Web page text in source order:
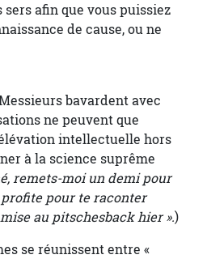
sers afin que vous puissiez
de cause, ou ne
bavardent avec
ne peuvent que
intellectuelle hors
à la science suprême
remets-moi un demi pour
profite pour te raconter
au pitschesback hier ».)
se réunissent entre «